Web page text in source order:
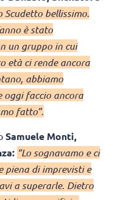
Scudetto bellissimo.
è stato
un gruppo in cui
età ci rende ancora
abbiamo
oggi faccio ancora
fatto”.
Samuele Monti,
“Lo sognavamo e ci
piena di imprevisti e
a superarle. Dietro